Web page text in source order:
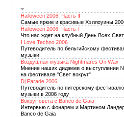
Halloween 2006. Часть II
Самые яркие и красивые Хэллоуины
Halloween 2006. Часть I
Что нас ждет на клубный День Всех
I Love Techno 2006
Путеводитель по бельгийскому
музыки!
Воздушная музыка Nightmares On Wax
Мнение наших диджеев о выступлении
на фестивале "Свет вокруг"
Dj Parade 2006
Путеводитель по питерскому
музыки в 2006 году
Вокруг света с Banco de Gaia
Интервью с Фонарем и Мартином
Banco de Gaia